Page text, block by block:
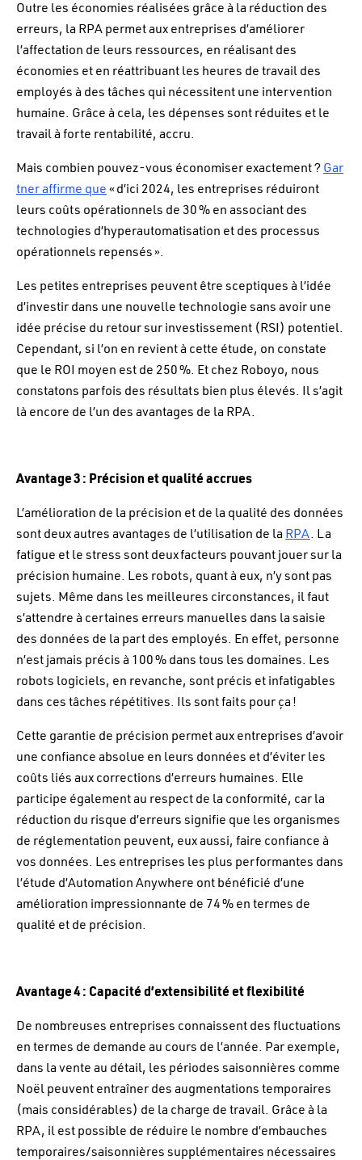
Outre les économies réalisées grâce à la réduction des
erreurs, la RPA permet aux entreprises d’améliorer
l’affectation de leurs ressources, en réalisant des
économies et en réattribuant les heures de travail des
employés à des tâches qui nécessitent une intervention
humaine. Grâce à cela, les dépenses sont réduites et le
travail à forte rentabilité, accru.
Mais combien pouvez-vous économiser exactement ?Gar
tner affirme que« d’ici 2024, les entreprises réduiront
leurs coûts opérationnels de 30 % en associant des
technologies d’hyperautomatisation et des processus
opérationnels repensés ».
Les petites entreprises peuvent être sceptiques à l’idée
d’investir dans une nouvelle technologie sans avoir une
idée précise du retour sur investissement (RSI) potentiel.
Cependant, si l’on en revient à cette étude, on constate
que le ROI moyen est de 250 %. Et chez Roboyo, nous
constatons parfois des résultats bien plus élevés. Il s’agit
là encore de l’un des avantages de la RPA.
Avantage 3 : Précision et qualité accrues
L’amélioration de la précision et de la qualité des données
sont deux autres avantages de l’utilisation de la RPA . La
fatigue et le stress sont deux facteurs pouvant jouer sur la
précision humaine. Les robots, quant à eux, n’y sont pas
sujets. Même dans les meilleures circonstances, il faut
s’attendre à certaines erreurs manuelles dans la saisie
des données de la part des employés. En effet, personne
n’est jamais précis à 100 % dans tous les domaines. Les
robots logiciels, en revanche, sont précis et infatigables
dans ces tâches répétitives. Ils sont faits pour ça !
Cette garantie de précision permet aux entreprises d’avoir
une confiance absolue en leurs données et d’éviter les
coûts liés aux corrections d’erreurs humaines. Elle
participe également au respect de la conformité, car la
réduction du risque d’erreurs signifie que les organismes
de réglementation peuvent, eux aussi, faire confiance à
vos données. Les entreprises les plus performantes dans
l’étude d’Automation Anywhere ont bénéficié d’une
amélioration impressionnante de 74 % en termes de
qualité et de précision.
Avantage 4 : Capacité d’extensibilité et flexibilité
De nombreuses entreprises connaissent des fluctuations
en termes de demande au cours de l’année. Par exemple,
dans la vente au détail, les périodes saisonnières comme
Noël peuvent entraîner des augmentations temporaires
(mais considérables) de la charge de travail. Grâce à la
RPA, il est possible de réduire le nombre d’embauches
temporaires/saisonnières supplémentaires nécessaires